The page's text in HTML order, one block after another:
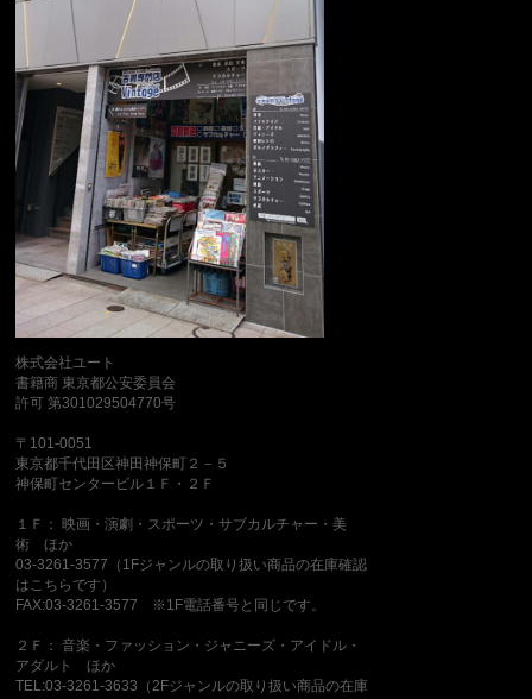
株式会社ユート
書籍商 東京都公安委員会
許可 第301029504770号
〒101-0051
東京都千代田区神田神保町２－５
神保町センタービル１Ｆ・２Ｆ
１Ｆ： 映画・演劇・スポーツ・サブカルチャー・美
術 ほか
03-3261-3577（1Fジャンルの取り扱い商品の在庫確認
はこちらです）
FAX:03-3261-3577 ※1F電話番号と同じです。
２Ｆ： 音楽・ファッション・ジャニーズ・アイドル・
アダルト ほか
TEL:03-3261-3633（2Fジャンルの取り扱い商品の在庫